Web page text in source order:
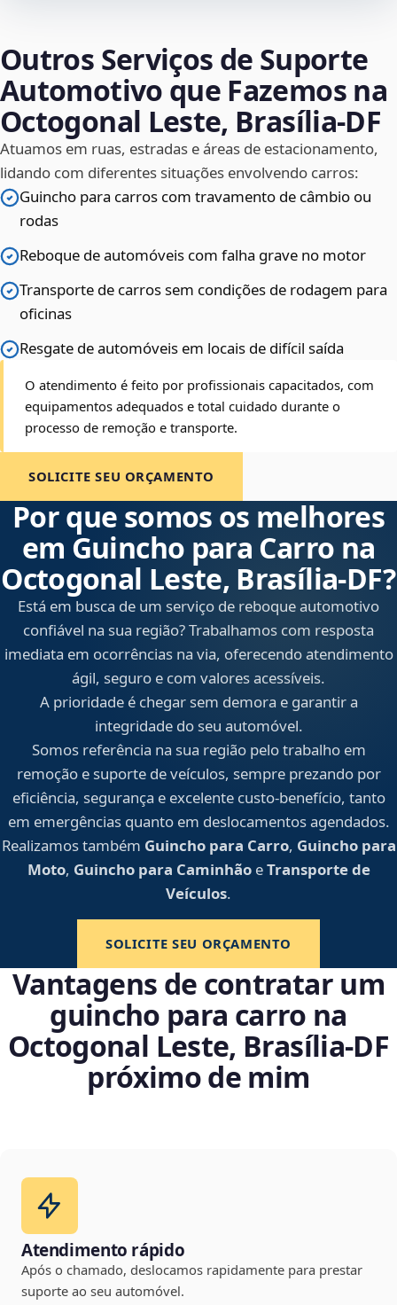
Outros Serviços de Suporte
Automotivo que Fazemos na
Octogonal Leste, Brasília‑DF
Atuamos em ruas, estradas e áreas de estacionamento,
lidando com diferentes situações envolvendo carros:
Guincho para carros com travamento de câmbio ou
rodas
Reboque de automóveis com falha grave no motor
Transporte de carros sem condições de rodagem para
oficinas
Resgate de automóveis em locais de difícil saída
O atendimento é feito por profissionais capacitados, com
equipamentos adequados e total cuidado durante o
processo de remoção e transporte.
SOLICITE SEU ORÇAMENTO
Por que somos os melhores
em Guincho para Carro na
Octogonal Leste, Brasília‑DF?
Está em busca de um serviço de reboque automotivo
confiável na sua região? Trabalhamos com resposta
imediata em ocorrências na via, oferecendo atendimento
ágil, seguro e com valores acessíveis.
A prioridade é chegar sem demora e garantir a
integridade do seu automóvel.
Somos referência na sua região pelo trabalho em
remoção e suporte de veículos, sempre prezando por
eficiência, segurança e excelente custo-benefício, tanto
em emergências quanto em deslocamentos agendados.
Realizamos também Guincho para Carro, Guincho para
Moto, Guincho para CaminhãoeTransporte de
Veículos.
SOLICITE SEU ORÇAMENTO
Vantagens de contratar um
guincho para carro na
Octogonal Leste, Brasília‑DF
próximo de mim
Atendimento rápido
Após o chamado, deslocamos rapidamente para prestar
suporte ao seu automóvel.